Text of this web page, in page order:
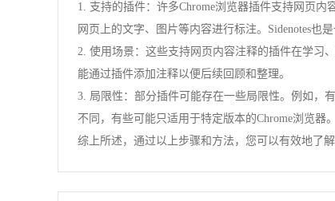
1. 支持的插件：许多Chrome浏览器插件支持网页
网页上的文字、图片等内容进行标注。Sidenotes也
2. 使用场景：这些支持网页内容注释的插件在学习
能通过插件添加注释以便后续回顾和整理。
3. 局限性：部分插件可能存在一些局限性。例如，
不同，有些可能只适用于特定版本的Chrome浏览器。
综上所述，通过以上步骤和方法，您可以有效地了